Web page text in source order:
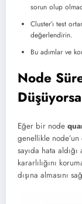
sorun olup
Cluster’ı test
değerlendirin.
Bu adımlar ve
Node
Düşüyorsa
Eğer bir node
genellikle
sayıda hata
kararlılığını
dışına almasını